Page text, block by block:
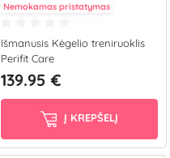
Nemokamas pristatymas
Išmanusis Kėgelio treniruoklis
Perifit Care
139.95 €
Į KREPŠELĮ